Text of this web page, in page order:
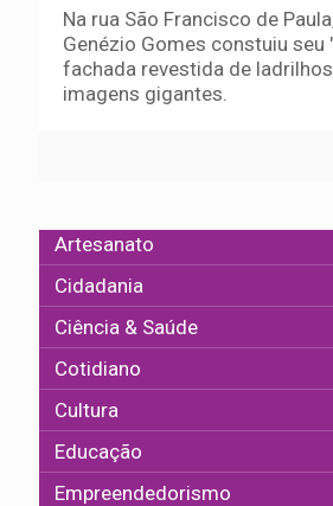
Na rua São Francisco de
Genézio Gomes constuiu seu
fachada revestida de
imagens gigantes.
Artesanato
Cidadania
Ciência & Saúde
Cotidiano
Cultura
Educação
Empreendedorismo